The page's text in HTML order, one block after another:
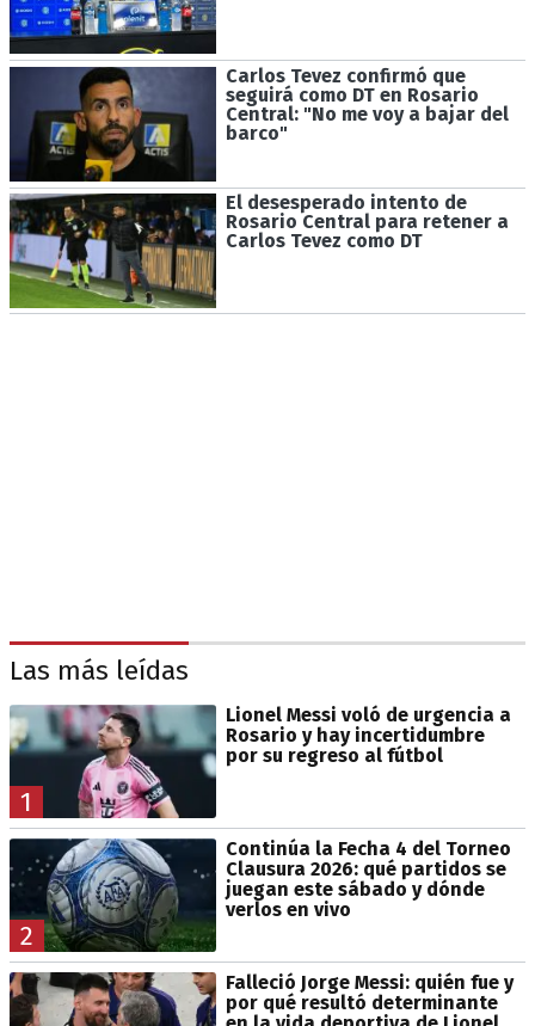
Carlos Tevez confirmó que
seguirá como DT en Rosario
Central: "No me voy a bajar del
barco"
El desesperado intento de
Rosario Central para retener a
Carlos Tevez como DT
Las más leídas
1
Lionel Messi voló de urgencia a
Rosario y hay incertidumbre
por su regreso al fútbol
2
Continúa la Fecha 4 del Torneo
Clausura 2026: qué partidos se
juegan este sábado y dónde
verlos en vivo
Falleció Jorge Messi: quién fue y
por qué resultó determinante